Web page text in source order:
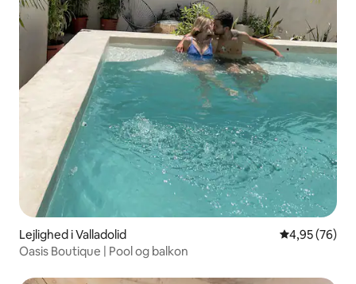
Lejlighed i Valladolid 4,95 ud af 5 i
4,95 (76)
Oasis Boutique | Pool og balkon